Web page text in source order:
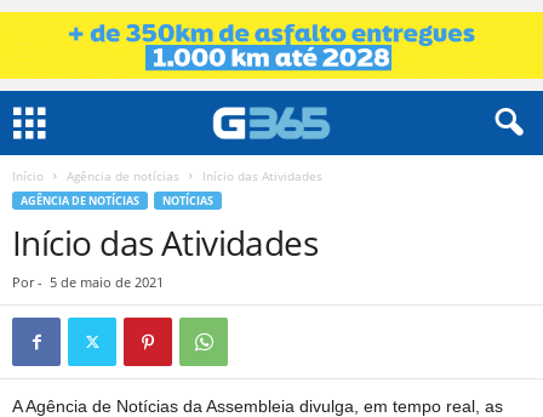
Início Agência de notícias Início das Atividades
AGÊNCIA DE NOTÍCIAS NOTÍCIAS
Início das Atividades
Por - 5 de maio de 2021
A Agência de Notícias da Assembleia divulga, em tempo real, as